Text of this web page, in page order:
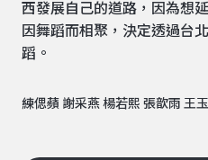
西發展自己的道路，因為想
因舞蹈而相聚，決定透過台
蹈。
練偲蘋 謝采燕 楊若熙 張歆雨 王